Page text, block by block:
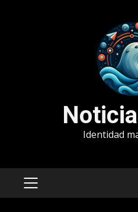
Identidad
MENÚ